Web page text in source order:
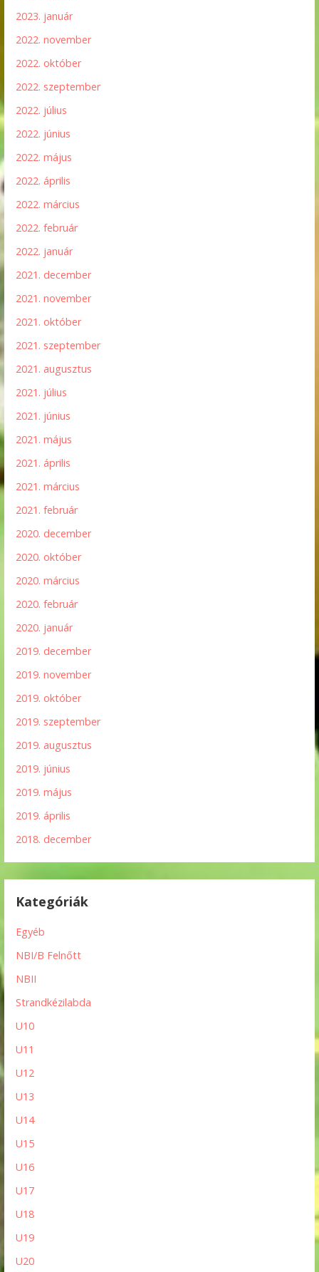
2023. január
2022. november
2022. október
2022. szeptember
2022. július
2022. június
2022. május
2022. április
2022. március
2022. február
2022. január
2021. december
2021. november
2021. október
2021. szeptember
2021. augusztus
2021. július
2021. június
2021. május
2021. április
2021. március
2021. február
2020. december
2020. október
2020. március
2020. február
2020. január
2019. december
2019. november
2019. október
2019. szeptember
2019. augusztus
2019. június
2019. május
2019. április
2018. december
Kategóriák
Egyéb
NBI/B Felnőtt
NBII
Strandkézilabda
U10
U11
U12
U13
U14
U15
U16
U17
U18
U19
U20